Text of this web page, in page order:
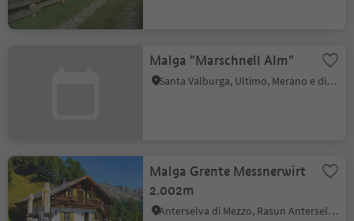
Malga "Marschnell Alm"
Santa Valburga, Ultimo, Merano e dintorni
Malga Grente Messnerwirt
2.002m
Anterselva di Mezzo, Rasun Anterselva, Regione dolomitica Plan de Corones